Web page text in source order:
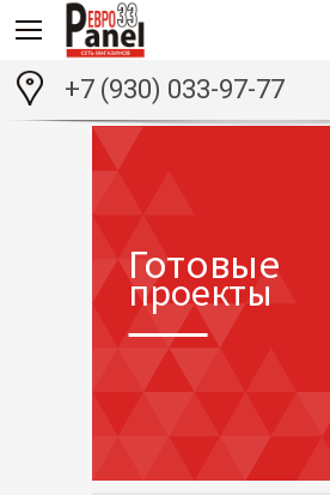
+7 (930) 033-97-77
Готовые
проекты